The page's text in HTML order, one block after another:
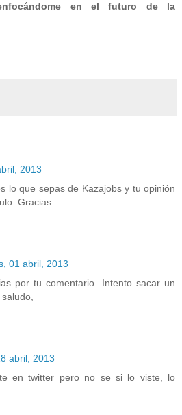
en el futuro de la
2013
lo que sepas de Kazajobs y tu opinión
Gracias.
01 abril, 2013
por tu comentario. Intento sacar un
abril, 2013
en twitter pero no se si lo viste, lo